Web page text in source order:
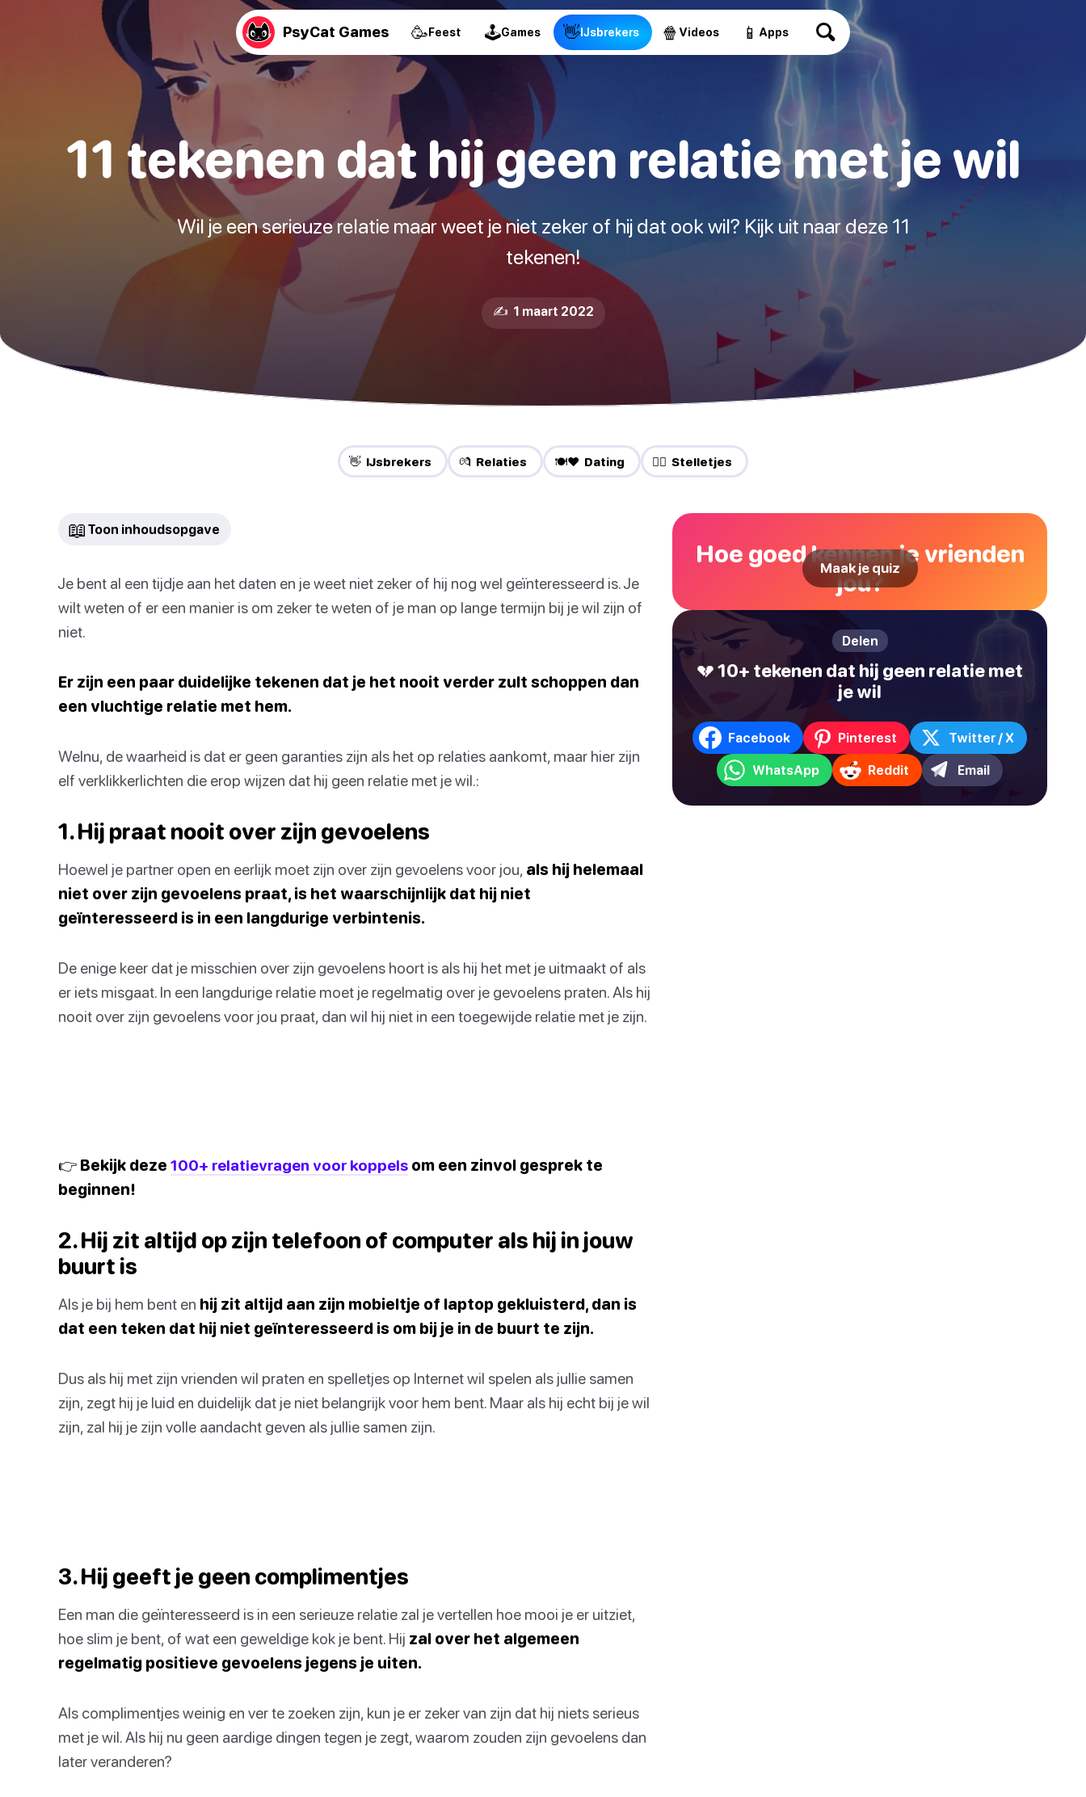
PsyCat Games 🥳Feest 🕹Games 👋IJsbrekers 🍿 Videos 📱 Apps
11 tekenen dat hij geen relatie met je wil
Wil je een serieuze relatie maar weet je niet zeker of hij dat ook wil? Kijk uit naar deze 11
tekenen!
✍️ 1 maart 2022
👋 IJsbrekers 💏 Relaties 🍽️❤️ Dating ❤️‍🔥 Stelletjes
📖 Toon inhoudsopgave
Je bent al een tijdje aan het daten en je weet niet zeker of hij nog wel geïnteresseerd is. Je
wilt weten of er een manier is om zeker te weten of je man op lange termijn bij je wil zijn of
niet.
Er zijn een paar duidelijke tekenen dat je het nooit verder zult schoppen dan
een vluchtige relatie met hem.
Welnu, de waarheid is dat er geen garanties zijn als het op relaties aankomt, maar hier zijn
elf verklikkerlichten die erop wijzen dat hij geen relatie met je wil.:
1. Hij praat nooit over zijn gevoelens
Hoewel je partner open en eerlijk moet zijn over zijn gevoelens voor jou, als hij helemaal
niet over zijn gevoelens praat, is het waarschijnlijk dat hij niet
geïnteresseerd is in een langdurige verbintenis.
De enige keer dat je misschien over zijn gevoelens hoort is als hij het met je uitmaakt of als
er iets misgaat. In een langdurige relatie moet je regelmatig over je gevoelens praten. Als hij
nooit over zijn gevoelens voor jou praat, dan wil hij niet in een toegewijde relatie met je zijn.
👉 Bekijk deze 100+ relatievragen voor koppels om een zinvol gesprek te
beginnen!
2. Hij zit altijd op zijn telefoon of computer als hij in jouw
buurt is
Als je bij hem bent en hij zit altijd aan zijn mobieltje of laptop gekluisterd, dan is
dat een teken dat hij niet geïnteresseerd is om bij je in de buurt te zijn.
Dus als hij met zijn vrienden wil praten en spelletjes op Internet wil spelen als jullie samen
zijn, zegt hij je luid en duidelijk dat je niet belangrijk voor hem bent. Maar als hij echt bij je wil
zijn, zal hij je zijn volle aandacht geven als jullie samen zijn.
3. Hij geeft je geen complimentjes
Een man die geïnteresseerd is in een serieuze relatie zal je vertellen hoe mooi je er uitziet,
hoe slim je bent, of wat een geweldige kok je bent. Hij zal over het algemeen
regelmatig positieve gevoelens jegens je uiten.
Als complimentjes weinig en ver te zoeken zijn, kun je er zeker van zijn dat hij niets serieus
met je wil. Als hij nu geen aardige dingen tegen je zegt, waarom zouden zijn gevoelens dan
later veranderen?
Hoe goed kennen je vrienden
jou?
Maak je quiz
Delen
💔 10+ tekenen dat hij geen relatie met
je wil
Facebook Pinterest Twitter / X
WhatsApp Reddit Email